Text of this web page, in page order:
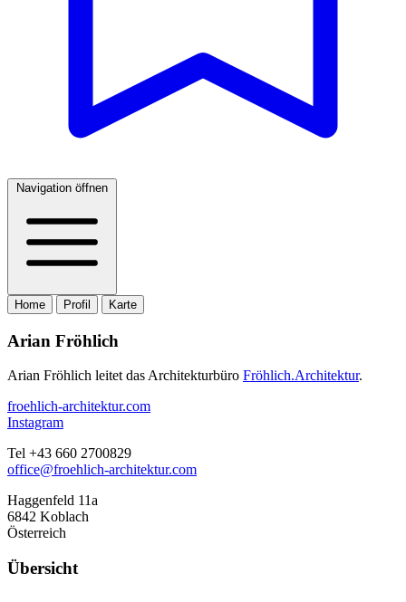
Navigation öffnen
Home Profil Karte
Arian Fröhlich
Arian Fröhlich leitet das Architekturbüro Fröhlich.Architektur.
froehlich-architektur.com
Instagram
Tel +43 660 2700829‬
office@froehlich-architektur.com
Haggenfeld 11a
6842 Koblach
Österreich
Übersicht